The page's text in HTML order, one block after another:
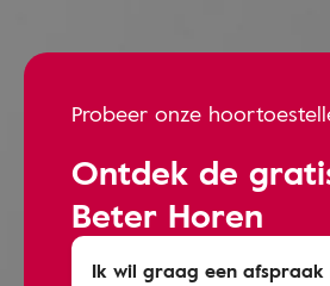
Probeer onze
Ontdek de
Beter Horen
Ik wil graag een afspraak